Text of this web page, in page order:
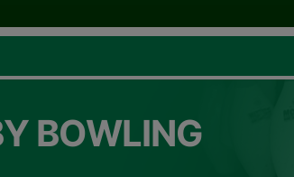
BOWLING